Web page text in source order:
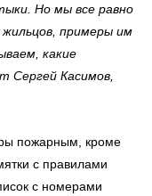
Но мы все равно
примеры им
какие
Сергей Касимов,
пожарным, кроме
с правилами
с номерами